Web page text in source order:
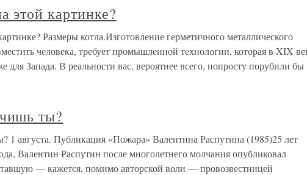
этой картинке?
Размеры котла.Изготовление герметичного металлического
человека, требует промышленной технологии, которая в XIX
для Запада. В реальности вас, вероятнее всего, попросту порубили бы
ты?
1 августа. Публикация «Пожара» Валентина Распутина (1985)25 лет
Валентин Распутин после многолетнего молчания опубликовал
— кажется, помимо авторской воли — провозвестницей